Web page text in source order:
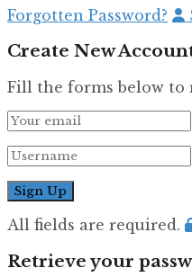
Forgotten Password?
Create New
Fill the forms below to
All fields are required.
Retrieve your